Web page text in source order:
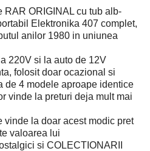
RAR ORIGINAL cu tub alb-
Elektronika 407 complet,
anilor 1980 in uniunea
220V si la auto de 12V
folosit doar ocazional si
de 4 modele aproape identice
vinde la preturi deja mult mai
vinde la doar acest modic pret
valoarea lui
si COLECTIONARII